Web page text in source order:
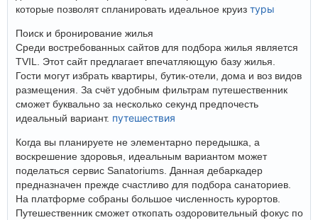
которые позволят спланировать идеальное круиз туры
Поиск и бронирование жилья
Среди востребованных сайтов для подбора жилья является
TVIL. Этот сайт предлагает впечатляющую базу жилья.
Гости могут избрать квартиры, бутик-отели, дома и воз видов
размещения. За счёт удобным фильтрам путешественник
сможет буквально за несколько секунд предпочесть
идеальный вариант. путешествия
Когда вы планируете не элементарно передышка, а
воскрешение здоровья, идеальным вариантом может
поделаться сервис Sanatoriums. Данная дебаркадер
предназначен прежде счастливо для подбора санаториев.
На платформе собраны большое численность курортов.
Путешественник сможет откопать оздоровительный фокус по